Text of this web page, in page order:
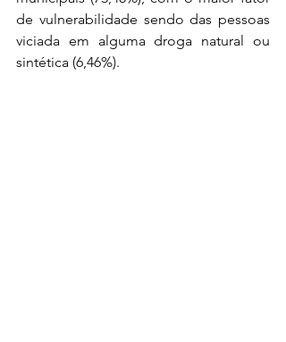
de vulnerabilidade sendo das pessoas
viciada em alguma droga natural ou
sintética (6,46%).